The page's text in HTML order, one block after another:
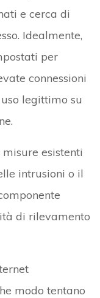
e cerca di
Idealmente,
per
connessioni
legittimo su
esistenti
intrusioni o il
di rilevamento
modo tentano